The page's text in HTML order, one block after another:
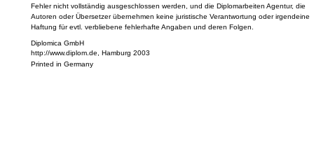
Fehler nicht vollständig ausgeschlossen werden, und die Diplomarbeiten Agentur, die
Autoren oder Übersetzer übernehmen keine juristische Verantwortung oder irgendeine
Haftung für evtl. verbliebene fehlerhafte Angaben und deren Folgen.
Diplomica GmbH
http://www.diplom.de, Hamburg 2003
Printed in Germany